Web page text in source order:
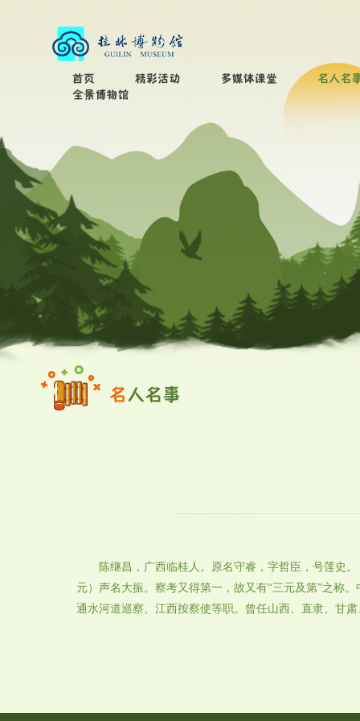
陈继昌，广西临桂人。原名守睿，字哲臣，号莲史
元）声名大振。察考又得第一，故又有“三元及第”之称
通水河道巡察、江西按察使等职。曾任山西、直隶、甘